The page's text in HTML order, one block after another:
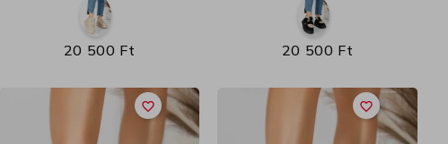
20 500 Ft 20 500 Ft
favorite_border favorite_border